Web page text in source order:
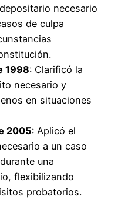
necesario
de culpa
1998: Clarificó la
necesario y
en situaciones
2005: Aplicó el
a un caso
una
flexibilizando
probatorios.